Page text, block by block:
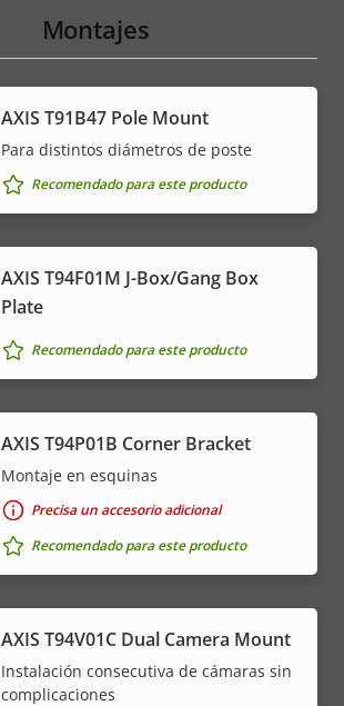
Montajes
AXIS T91B47 Pole Mount
Para distintos diámetros de poste
Recomendado para este producto
AXIS T94F01M J-Box/Gang Box
Plate
Recomendado para este producto
AXIS T94P01B Corner Bracket
Montaje en esquinas
Precisa un accesorio adicional
Recomendado para este producto
AXIS T94V01C Dual Camera Mount
Instalación consecutiva de cámaras sin
complicaciones